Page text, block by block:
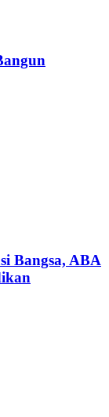
Bangsa, ABA